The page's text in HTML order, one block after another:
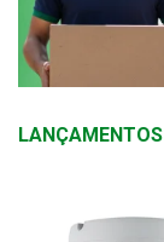
LANÇAMENTOS